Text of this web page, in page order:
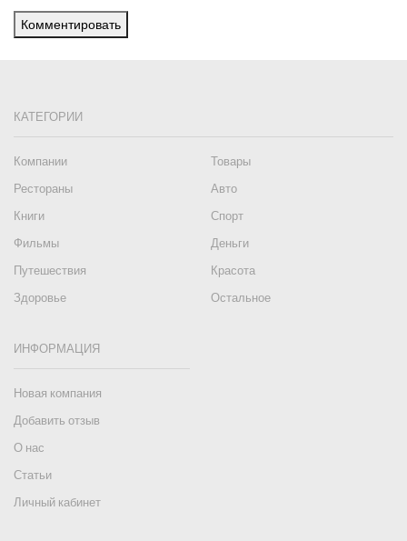
Комментировать
КАТЕГОРИИ
Компании
Товары
Рестораны
Авто
Книги
Спорт
Фильмы
Деньги
Путешествия
Красота
Здоровье
Остальное
ИНФОРМАЦИЯ
Новая компания
Добавить отзыв
О нас
Статьи
Личный кабинет